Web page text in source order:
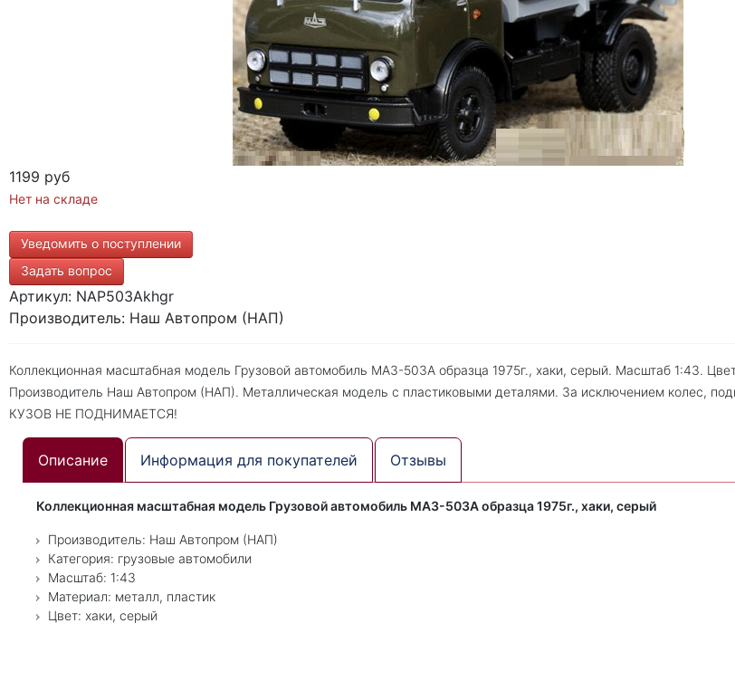
1199 руб
Нет на складе
Уведомить о поступлении
Задать вопрос
Артикул: NAP503Akhgr
Производитель: Наш Автопром (НАП)
Коллекционная масштабная модель Грузовой автомобиль МАЗ-503А образца 1975г., хаки, серый. Масштаб 1:43.
Производитель Наш Автопром (НАП). Металлическая модель с пластиковыми деталями. За исключением колес,
КУЗОВ НЕ ПОДНИМАЕТСЯ!
Описание Информация для покупателей Отзывы
Коллекционная масштабная модель Грузовой автомобиль МАЗ-503А образца 1975г., хаки, серый
Производитель: Наш Автопром (НАП)
Категория: грузовые автомобили
Масштаб: 1:43
Материал: металл, пластик
Цвет: хаки, серый